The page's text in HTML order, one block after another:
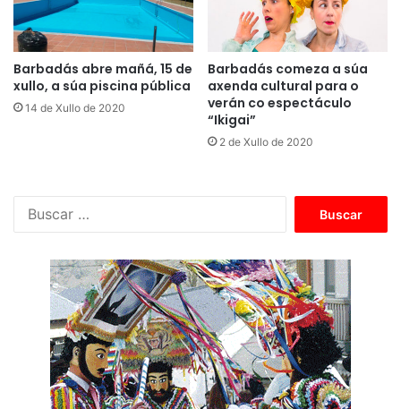
Barbadás abre mañá, 15 de
xullo, a súa piscina pública
14 de Xullo de 2020
Barbadás comeza a súa
axenda cultural para o
verán co espectáculo
“Ikigai”
2 de Xullo de 2020
c
a
r
: